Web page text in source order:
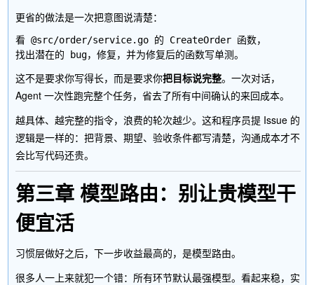
更省的做法是一次把意图说清楚：
看 @src/order/service.go 的 CreateOrder 函数，
这不是要求你写得长，而是要求你把目标说完整。一次对话，
Agent 一次性跑完整个任务，省去了所有中间确认的来回成本。
越具体、越完整的指令，浪费的轮次越少。这和程序员提 Issue 的
逻辑是一样的：把背景、期望、验收条件都写清楚，沟通成本才不
会比写代码还贵。
第三章 模型路由：别让贵模型干
便宜活
习惯层做好之后，下一步收益最高的，是模型路由。
很多人一上来就犯一个错：所有环节默认最强模型。看起来稳，实